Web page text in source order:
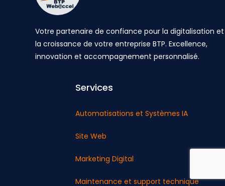
Votre partenaire de confiance pour la digitalisation et
la croissance de votre entreprise BTP. Excellence,
innovation et accompagnement personnalisé.
Services
Automatisations et Systèmes IA
Site Web
Marketing Digital
Maintenance et support technique